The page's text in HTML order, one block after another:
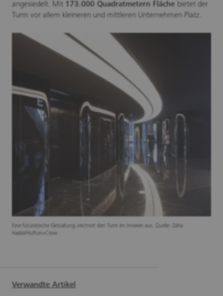
angesiedelt. Mit 173.000 Quadratmetern Fläche bietet der
Turm vor allem kleineren und mittleren Unternehmen Platz.
Eine futuristische Gestaltung zeichnet den Turm im Inneren aus. Quelle: Zaha
Hadid/Hufton+Crow
Verwandte Artikel